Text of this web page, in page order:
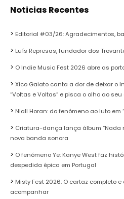
Noticias Recentes
Editorial #03/26: Agradecimentos,
Luís Represas, fundador dos
O Indie Music Fest 2026 abre as
Xico Gaiato canta a dor de deixar o
“Voltas e Voltas” e pisca o olho ao
Niall Horan: do fenómeno ao luto em
Criatura-dança lança álbum “Nada
nova banda sonora
O fenómeno Ye: Kanye West faz
despedida épica em Portugal
Misty Fest 2026: O cartaz completo
acompanhar